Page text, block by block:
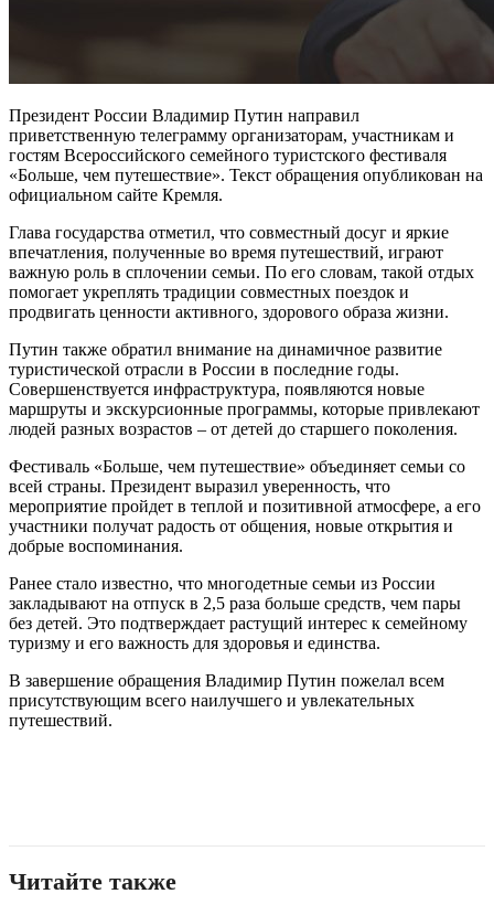
Президент России Владимир Путин направил
приветственную телеграмму организаторам, участникам и
гостям Всероссийского семейного туристского фестиваля
«Больше, чем путешествие». Текст обращения опубликован на
официальном сайте Кремля.
Глава государства отметил, что совместный досуг и яркие
впечатления, полученные во время путешествий, играют
важную роль в сплочении семьи. По его словам, такой отдых
помогает укреплять традиции совместных поездок и
продвигать ценности активного, здорового образа жизни.
Путин также обратил внимание на динамичное развитие
туристической отрасли в России в последние годы.
Совершенствуется инфраструктура, появляются новые
маршруты и экскурсионные программы, которые привлекают
людей разных возрастов – от детей до старшего поколения.
Фестиваль «Больше, чем путешествие» объединяет семьи со
всей страны. Президент выразил уверенность, что
мероприятие пройдет в теплой и позитивной атмосфере, а его
участники получат радость от общения, новые открытия и
добрые воспоминания.
Ранее стало известно, что многодетные семьи из России
закладывают на отпуск в 2,5 раза больше средств, чем пары
без детей. Это подтверждает растущий интерес к семейному
туризму и его важность для здоровья и единства.
В завершение обращения Владимир Путин пожелал всем
присутствующим всего наилучшего и увлекательных
путешествий.
Читайте также